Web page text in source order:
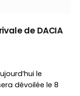
de DACIA
le
dévoilée le 8